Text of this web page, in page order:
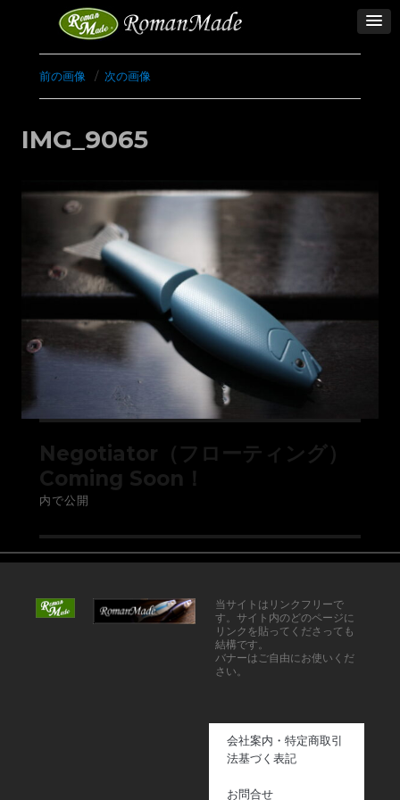
前の画像 次の画像
IMG_9065
Negotiator（フローティング）
Coming Soon！
内で公開
当サイトはリンクフリーで
す。サイト内のどのページに
リンクを貼ってくださっても
結構です。
バナーはご自由にお使いくだ
さい。
会社案内・特定商取引
法基づく表記
お問合せ